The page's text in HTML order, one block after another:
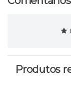
Produtos